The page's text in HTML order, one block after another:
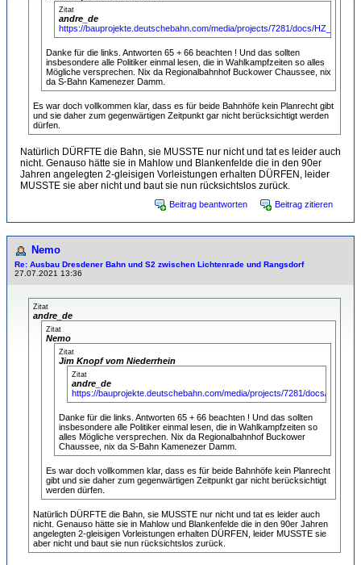
Zitat
andre_de
https://bauprojekte.deutschebahn.com/media/projects/7281/docs/
Danke für die links. Antworten 65 + 66 beachten ! Und das sollten
insbesondere alle Politiker einmal lesen, die in Wahlkampfzeiten so alles
Mögliche versprechen. Nix da Regionalbahnhof Buckower Chaussee, nix
da S-Bahn Kamenezer Damm.
Es war doch vollkommen klar, dass es für beide Bahnhöfe kein Planrecht gibt
und sie daher zum gegenwärtigen Zeitpunkt gar nicht berücksichtigt werden
dürfen.
Natürlich DÜRFTE die Bahn, sie MUSSTE nur nicht und tat es leider auch
nicht. Genauso hätte sie in Mahlow und Blankenfelde die in den 90er
Jahren angelegten 2-gleisigen Vorleistungen erhalten DÜRFEN, leider
MUSSTE sie aber nicht und baut sie nun rücksichtslos zurück.
Beitrag beantworten Beitrag zitieren
Nemo
Re: Ausbau Dresdener Bahn und S2 zwischen Lichtenrade und Rangsdorf
27.07.2021 13:36
Zitat
andre_de
Zitat
Nemo
Zitat
Jim Knopf vom Niederrhein
Zitat
andre_de
https://bauprojekte.deutschebahn.com/media/projects/7281/docs/
Danke für die links. Antworten 65 + 66 beachten ! Und das sollten
insbesondere alle Politiker einmal lesen, die in Wahlkampfzeiten so
alles Mögliche versprechen. Nix da Regionalbahnhof Buckower
Chaussee, nix da S-Bahn Kamenezer Damm.
Es war doch vollkommen klar, dass es für beide Bahnhöfe kein Planrecht
gibt und sie daher zum gegenwärtigen Zeitpunkt gar nicht berücksichtigt
werden dürfen.
Natürlich DÜRFTE die Bahn, sie MUSSTE nur nicht und tat es leider auch
nicht. Genauso hätte sie in Mahlow und Blankenfelde die in den 90er Jahren
angelegten 2-gleisigen Vorleistungen erhalten DÜRFEN, leider MUSSTE sie
aber nicht und baut sie nun rücksichtslos zurück.